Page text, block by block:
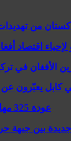
من
لإحياء اقتصاد
الأفغان في
كابل يعبّرون
عودة 325 مهاجراً أفغانياً من باكستان إلى وطنهم
جديدة بين جبهة